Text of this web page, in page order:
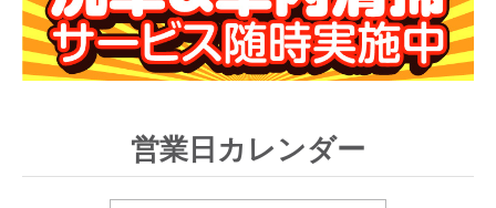
営業日カレンダー